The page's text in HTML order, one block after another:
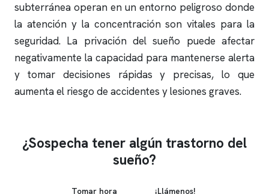
subterránea operan en un entorno peligroso donde
la atención y la concentración son vitales para la
seguridad. La privación del sueño puede afectar
negativamente la capacidad para mantenerse alerta
y tomar decisiones rápidas y precisas, lo que
aumenta el riesgo de accidentes y lesiones graves.
¿Sospecha tener algún trastorno del
sueño?
Tomar hora ¡Llámenos!